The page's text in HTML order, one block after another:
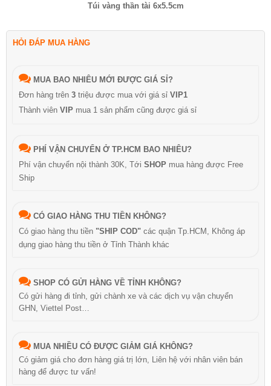
Túi vàng thần tài 6x5.5cm
HỎI ĐÁP MUA HÀNG
MUA BAO NHIÊU MỚI ĐƯỢC GIÁ SỈ?
Đơn hàng trên 3 triệu được mua với giá sỉ VIP1
Thành viên VIP mua 1 sản phẩm cũng được giá sỉ
PHÍ VẬN CHUYỂN Ở TP.HCM BAO NHIÊU?
Phí vận chuyển nội thành 30K, Tới SHOP mua hàng được Free
Ship
CÓ GIAO HÀNG THU TIỀN KHÔNG?
Có giao hàng thu tiền "SHIP COD" các quận Tp.HCM, Không áp
dụng giao hàng thu tiền ở Tỉnh Thành khác
SHOP CÓ GỬI HÀNG VỀ TỈNH KHÔNG?
Có gửi hàng đi tỉnh, gửi chành xe và các dịch vụ vận chuyển
GHN, Viettel Post…
MUA NHIỀU CÓ ĐƯỢC GIẢM GIÁ KHÔNG?
Có giảm giá cho đơn hàng giá trị lớn, Liên hệ với nhân viên bán
hàng để được tư vấn!